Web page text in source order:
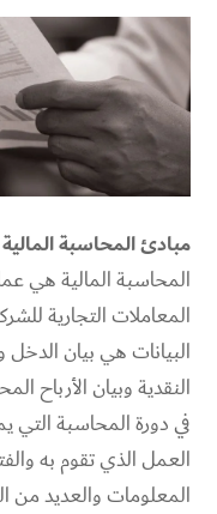
مبادئ المحاسبة
المحاسبة المالية هي
المعاملات التجارية
البيانات هي بيان الدخل
النقدية وبيان الأرباح
في دورة المحاسبة
العمل الذي تقوم به
المعلومات والعديد من